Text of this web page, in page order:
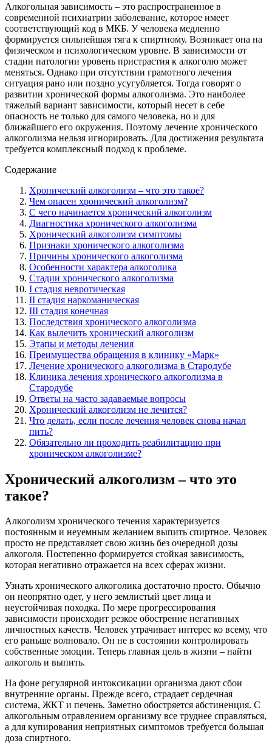
Алкогольная зависимость – это распространенное в
современной психиатрии заболевание, которое имеет
соответствующий код в МКБ. У человека медленно
формируется сильнейшая тяга к спиртному. Возникает она на
физическом и психологическом уровне. В зависимости от
стадии патологии уровень пристрастия к алкоголю может
меняться. Однако при отсутствии грамотного лечения
ситуация рано или поздно усугубляется. Тогда говорят о
развитии хронической формы алкоголизма. Это наиболее
тяжелый вариант зависимости, который несет в себе
опасность не только для самого человека, но и для
ближайшего его окружения. Поэтому лечение хронического
алкоголизма нельзя игнорировать. Для достижения результата
требуется комплексный подход к проблеме.
Содержание
Хронический алкоголизм – что это такое?
Чем опасен хронический алкоголизм?
С чего начинается хронический алкоголизм
Диагностика хронического алкоголизма
Хронический алкоголизм симптомы
Признаки хронического алкоголизма
Причины хронического алкоголизма
Особенности характера алкоголика
Стадии хронического алкоголизма
I стадия невротическая
II стадия наркоманическая
III стадия конечная
Последствия хронического алкоголизма
Как вылечить хронический алкоголизм
Этапы и методы лечения
Преимущества обращения в клинику «Марк»
Лечение хронического алкоголизма в Стародубе
Клиника лечения хронического алкоголизма в
Стародубе
Ответы на часто задаваемые вопросы
Хронический алкоголизм не лечится?
Что делать, если после лечения человек снова начал
пить?
Обязательно ли проходить реабилитацию при
хроническом алкоголизме?
Хронический алкоголизм – что это
такое?
Алкоголизм хронического течения характеризуется
постоянным и неуемным желанием выпить спиртное. Человек
просто не представляет свою жизнь без очередной дозы
алкоголя. Постепенно формируется стойкая зависимость,
которая негативно отражается на всех сферах жизни.
Узнать хронического алкоголика достаточно просто. Обычно
он неопрятно одет, у него землистый цвет лица и
неустойчивая походка. По мере прогрессирования
зависимости происходит резкое обострение негативных
личностных качеств. Человек утрачивает интерес ко всему, что
его раньше волновало. Он не в состоянии контролировать
собственные эмоции. Теперь главная цель в жизни – найти
алкоголь и выпить.
На фоне регулярной интоксикации организма дают сбои
внутренние органы. Прежде всего, страдает сердечная
система, ЖКТ и печень. Заметно обостряется абстиненция. С
алкогольным отравлением организму все труднее справляться,
а для купирования неприятных симптомов требуется большая
доза спиртного.